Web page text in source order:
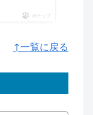
ポチップ
↑一覧に戻る